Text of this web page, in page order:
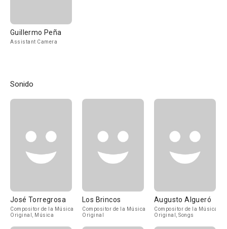
Guillermo Peña
Assistant Camera
Sonido
José Torregrosa
Compositor de la Música
Original, Música
Los Brincos
Compositor de la Música
Original
Augusto Algueró
Compositor de la Música
Original, Songs